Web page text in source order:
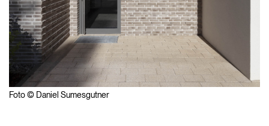
Foto © Daniel Sumesgutner